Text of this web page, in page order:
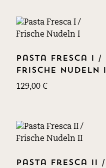
Pasta Fresca I /
Frische Nudeln I
129,00 €
Pasta Fresca II /